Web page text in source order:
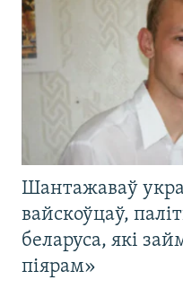
Шантажаваў
вайскоўцаў,
беларуса, які
піярам»